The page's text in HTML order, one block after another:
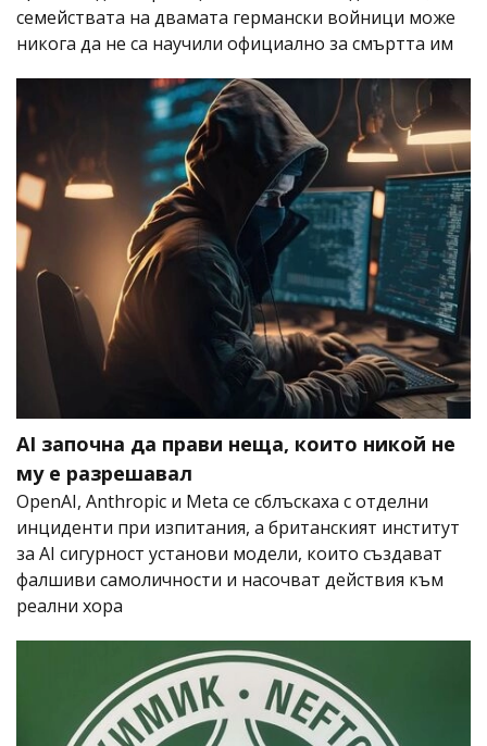
семействата на двамата германски войници може
никога да не са научили официално за смъртта им
AI започна да прави неща, които никой не
му е разрешавал
OpenAI, Anthropic и Meta се сблъскаха с отделни
инциденти при изпитания, а британският институт
за AI сигурност установи модели, които създават
фалшиви самоличности и насочват действия към
реални хора